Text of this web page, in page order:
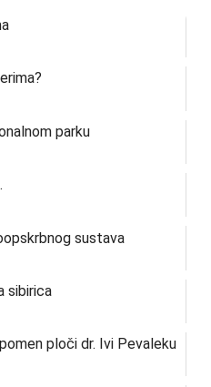
parku
sustava
sibirica
ploči dr. Ivi Pevaleku